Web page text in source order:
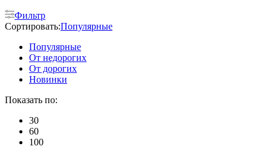
Фильтр
Сортировать:Популярные
Популярные
От недорогих
От дорогих
Новинки
Показать по:
30
60
100